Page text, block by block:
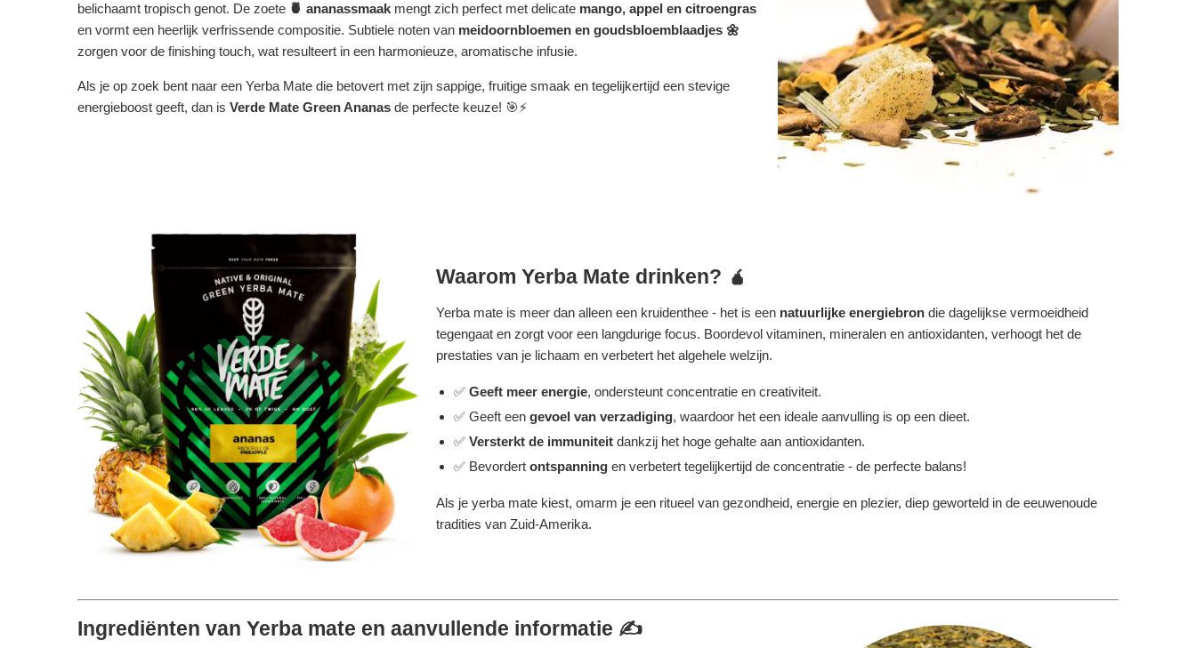
belichaamt tropisch genot. De zoete 🍍 ananassmaak mengt zich perfect met delicate mango, appel en citroengras
en vormt een heerlijk verfrissende compositie. Subtiele noten van meidoornbloemen en goudsbloemblaadjes 🌼
zorgen voor de finishing touch, wat resulteert in een harmonieuze, aromatische infusie.
Als je op zoek bent naar een Yerba Mate die betovert met zijn sappige, fruitige smaak en tegelijkertijd een stevige
energieboost geeft, dan is Verde Mate Green Ananas de perfecte keuze! 🎯⚡
Waarom Yerba Mate drinken? 🧉
Yerba mate is meer dan alleen een kruidenthee - het is een natuurlijke energiebron die dagelijkse vermoeidheid
tegengaat en zorgt voor een langdurige focus. Boordevol vitaminen, mineralen en antioxidanten, verhoogt het de
prestaties van je lichaam en verbetert het algehele welzijn.
✅Geeft meer energie, ondersteunt concentratie en creativiteit.
✅ Geeft eengevoel van verzadiging, waardoor het een ideale aanvulling is op een dieet.
✅Versterkt de immuniteit dankzij het hoge gehalte aan antioxidanten.
✅ Bevordertontspanning en verbetert tegelijkertijd de concentratie - de perfecte balans!
Als je yerba mate kiest, omarm je een ritueel van gezondheid, energie en plezier, diep geworteld in de eeuwenoude
tradities van Zuid-Amerika.
Ingrediënten van Yerba mate en aanvullende informatie ✍️